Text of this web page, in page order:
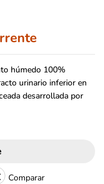
húmedo 100%
urinario inferior en
desarrollada por
Comparar